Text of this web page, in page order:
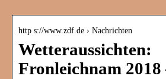
http s://www.zdf.de › Nachrichten
Wetteraussichten:
Fronleichnam 2018